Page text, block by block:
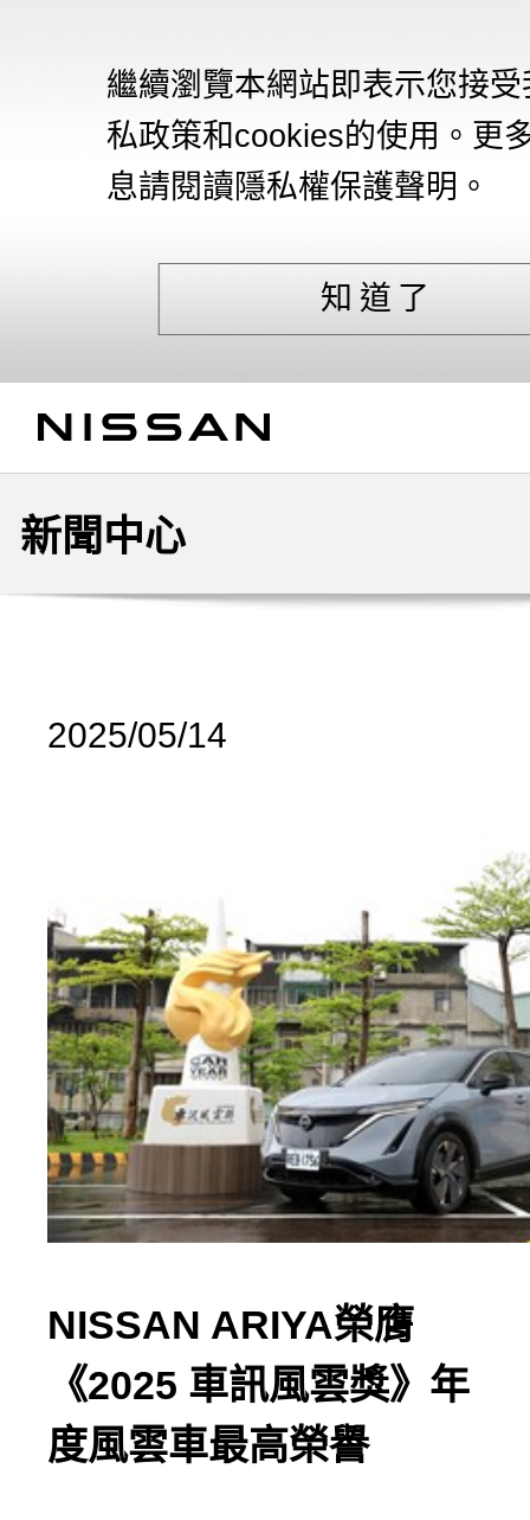
繼續瀏覽本網站即表示您接
私政策和cookies的使用。更
息請閱讀隱私權保護聲明。
知道了
新聞中心
2025/05/14
NISSAN ARIYA榮膺
《2025 車訊風雲獎》年
度風雲車最高榮譽